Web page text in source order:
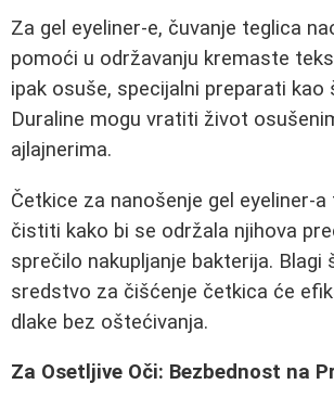
Za gel eyeliner-e, čuvanje teglica
pomoći u održavanju kremaste
ipak osuše, specijalni preparati kao
Duraline mogu vratiti život
ajlajnerima.
Četkice za nanošenje gel eyeliner-
čistiti kako bi se održala njihova
sprečilo nakupljanje bakterija. Blagi
sredstvo za čišćenje četkica će
dlake bez oštećivanja.
Za Osetljive Oči: Bezbednost na